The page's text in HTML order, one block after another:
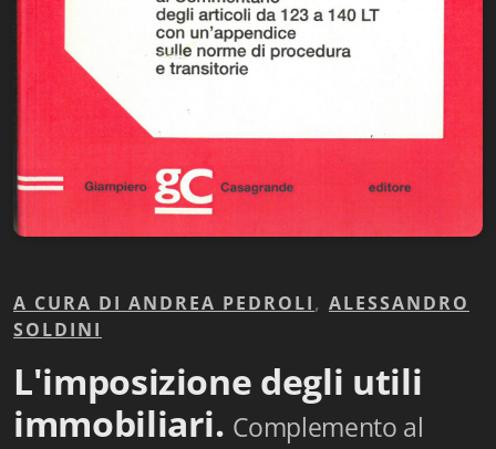
A CURA DI ANDREA PEDROLI, ALESSANDRO
SOLDINI
L'imposizione degli utili
immobiliari. Complemento al
Attualità & Studi
Collana di Lugano
Cymbae
Dibattiti & Documenti
EJO- European Journalism Observatory
Immagini & Arte
iQuaderni - fondazioneculturalecollinadoro